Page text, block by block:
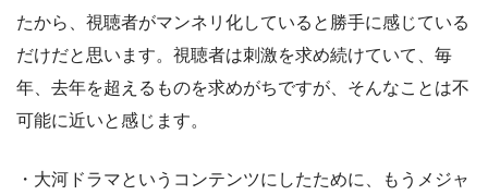
たから、視聴者がマンネリ化していると勝手に感じている
だけだと思います。視聴者は刺激を求め続けていて、毎
年、去年を超えるものを求めがちですが、そんなことは不
可能に近いと感じます。
・大河ドラマというコンテンツにしたために、もうメジャ